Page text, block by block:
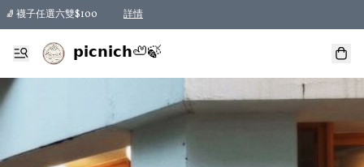
🧦 襪子任選六雙$100 詳情
𝗽𝗶𝗰𝗻𝗶𝗰𝗵🦥🍃